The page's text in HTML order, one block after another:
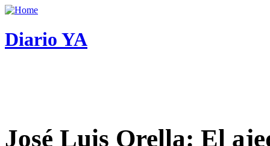
Diario YA
José Luis Orella: El